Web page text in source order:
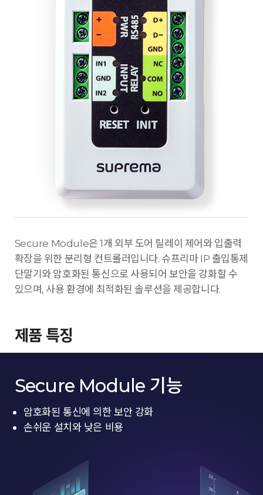
Secure Module은 1개 외부 도어 릴레이 제어와 입출력
확장을 위한 분리형 컨트롤러입니다. 슈프리마 IP 출입통제
단말기와 암호화된 통신으로 사용되어 보안을 강화할 수
있으며, 사용 환경에 최적화된 솔루션을 제공합니다.
제품 특징
Secure Module 기능
암호화된 통신에 의한 보안 강화
손쉬운 설치와 낮은 비용